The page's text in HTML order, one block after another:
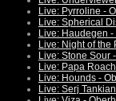
Live: Pyrroline -
Live: Spherical
Live: Haudegen
Live: Night of the
Live: Stone Sour
Live: Papa
Live: Hounds -
Live: Serj